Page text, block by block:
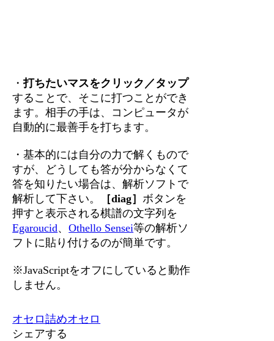
・打ちたいマスをクリック／タップ
することで、そこに打つことができ
ます。相手の手は、コンピュータが
自動的に最善手を打ちます。
・基本的には自分の力で解くもので
すが、どうしても答が分からなくて
答を知りたい場合は、解析ソフトで
解析して下さい。
［diag］ ボタンを
押すと表示される棋譜の文字列を
Egaroucid、Othello Sensei等の解析ソ
フトに貼り付けるのが簡単です。
※JavaScriptをオフにしていると動作
しません。
オセロ詰めオセロ
シェアする